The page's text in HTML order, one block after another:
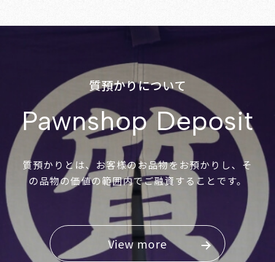
質預かりについて
Pawnshop Deposit
質預かりとは、お客様のお品物をお預かりし、そ
の品物の価値の範囲内でご融資することです。
View more